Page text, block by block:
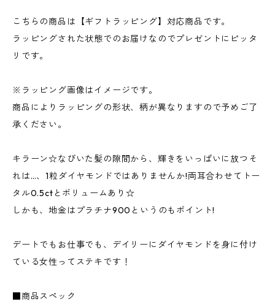
こちらの商品は【ギフトラッピング】対応商品です。
ラッピングされた状態でのお届けなのでプレゼントにピッタ
リです。
※ラッピング画像はイメージです。
商品によりラッピングの形状、柄が異なりますので予めご了
承ください。
キラーン☆なびいた髪の隙間から、輝きをいっぱいに放つそ
れは…、1粒ダイヤモンドではありませんか!両耳合わせてトー
タル0.5ctとボリュームあり☆
しかも、地金はプラチナ900というのもポイント!
デートでもお仕事でも、デイリーにダイヤモンドを身に付け
ている女性ってステキです！
■商品スペック